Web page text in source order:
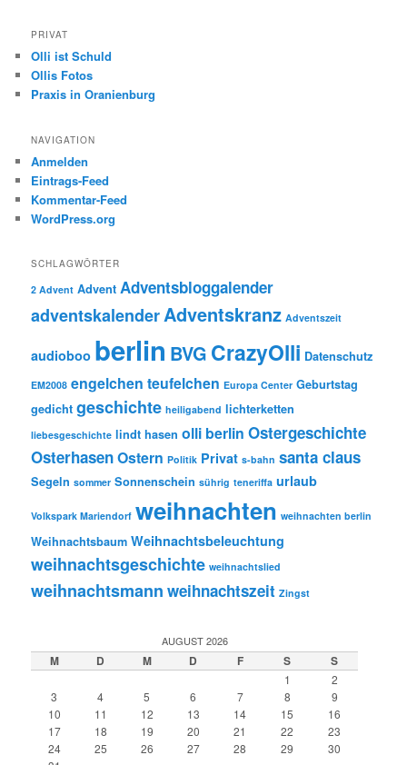
PRIVAT
Olli ist Schuld
Ollis Fotos
Praxis in Oranienburg
NAVIGATION
Anmelden
Eintrags-Feed
Kommentar-Feed
WordPress.org
SCHLAGWÖRTER
2 Advent Advent Adventsbloggalender
adventskalenderAdventskranz Adventszeit
audioboo berlin BVG CrazyOlli Datenschutz
EM2008 engelchen teufelchen Europa Center Geburtstag
gedicht geschichte heiligabend lichterketten
liebesgeschichte lindt hasen olli berlin Ostergeschichte
OsterhasenOstern Politik Privat s-bahn santa claus
Segeln sommer Sonnenschein sührig teneriffa urlaub
Volkspark Mariendorf weihnachten weihnachten berlin
Weihnachtsbaum Weihnachtsbeleuchtung
weihnachtsgeschichte weihnachtslied
weihnachtsmann weihnachtszeit Zingst
AUGUST 2026
M D M D F S S
1
2
3
4 5 6 7 8
9
10
11 12 13 14 15
16
17
18 19 20 21 22
23
24
25 26 27 28 29
30